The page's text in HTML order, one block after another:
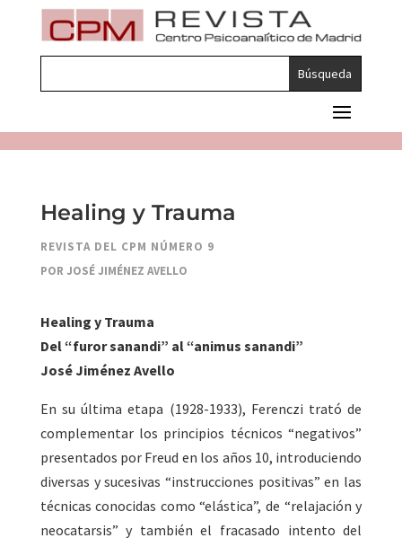
Healing y Trauma
REVISTA DEL CPM NÚMERO 9
POR JOSÉ JIMÉNEZ AVELLO
Healing y Trauma
Del “furor sanandi” al “animus sanandi”
José Jiménez Avello
En su última etapa (1928-1933), Ferenczi trató de
complementar los principios técnicos “negativos”
presentados por Freud en los años 10, introduciendo
diversas y sucesivas “instrucciones positivas” en las
técnicas conocidas como “elástica”, de “relajación y
neocatarsis” y también el fracasado intento del